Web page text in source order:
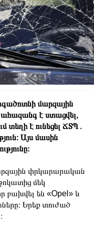
մարզային
է ստացվել,
տեղի է ունեցել ՃՏՊ․
Այս մասին
փրկարարական
մեկ
բախվել են «Opel» և
Երեք տուժած